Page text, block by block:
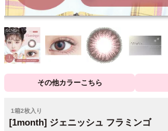
その他カラーこちら
1箱2枚入り
[1month] ジェニッシュ フラミンゴ